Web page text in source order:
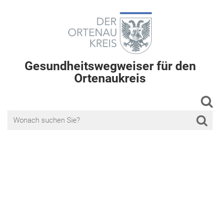
Gesundheitswegweiser für den
Ortenaukreis